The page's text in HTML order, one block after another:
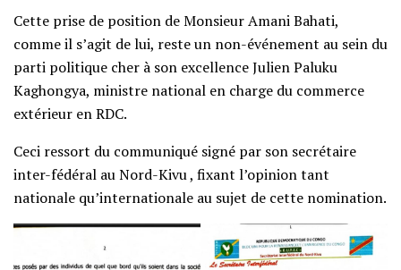
Cette prise de position de Monsieur Amani Bahati,
comme il s’agit de lui, reste un non-événement au sein du
parti politique cher à son excellence Julien Paluku
Kaghongya, ministre national en charge du commerce
extérieur en RDC.
Ceci ressort du communiqué signé par son secrétaire
inter-fédéral au Nord-Kivu , fixant l’opinion tant
nationale qu’internationale au sujet de cette nomination.